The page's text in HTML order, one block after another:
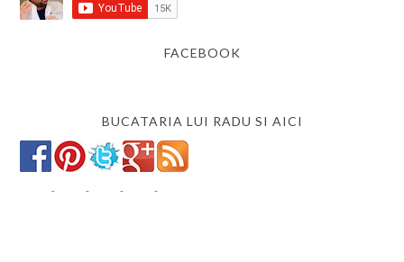
FACEBOOK
BUCATARIA LUI RADU SI AICI